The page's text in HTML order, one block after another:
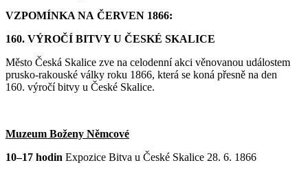
VZPOMÍNKA NA ČERVEN 1866:
160. VÝROČÍ BITVY U ČESKÉ SKALICE
Město Česká Skalice zve na celodenní akci věnovanou událostem
prusko-rakouské války roku 1866, která se koná přesně na den
160. výročí bitvy u České Skalice.
Muzeum Boženy Němcové
10–17 hodin Expozice Bitva u České Skalice 28. 6. 1866